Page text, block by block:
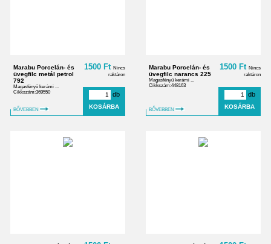
Marabu Porcelán- és
üvegfilc metál petrol
792
Magasfényű kerámi ...
Cikkszám:369550
BŐVEBBEN
1500 Ft Nincs
raktáron
db
Marabu Porcelán- és
üvegfilc narancs 225
Magasfényű kerámi ...
Cikkszám:448163
BŐVEBBEN
1500 Ft Nincs
raktáron
db